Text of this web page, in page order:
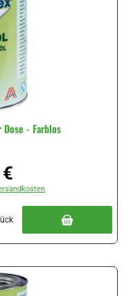
Dose - Farblos